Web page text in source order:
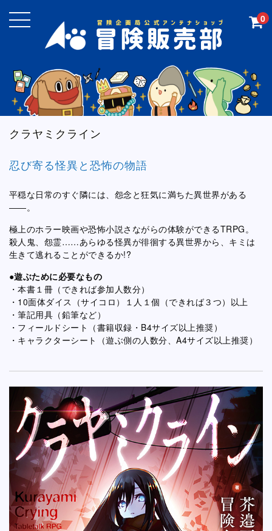
0
クラヤミクライン
忍び寄る怪異と恐怖の物語
平穏な日常のすぐ隣には、怨念と狂気に満ちた異世界がある
――。
極上のホラー映画や恐怖小説さながらの体験ができるTRPG。
殺人鬼、怨霊……あらゆる怪異が徘徊する異世界から、キミは
生きて逃れることができるか!?
●遊ぶために必要なもの
・本書１冊（できれば参加人数分）
・10面体ダイス（サイコロ）１人１個（できれば３つ）以上
・筆記用具（鉛筆など）
・フィールドシート（書籍収録・B4サイズ以上推奨）
・キャラクターシート（遊ぶ側の人数分、A4サイズ以上推奨）